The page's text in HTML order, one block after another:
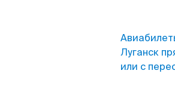
Луганск
или с